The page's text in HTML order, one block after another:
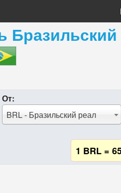
От:
BRL - Бразильский реал
1 BRL =